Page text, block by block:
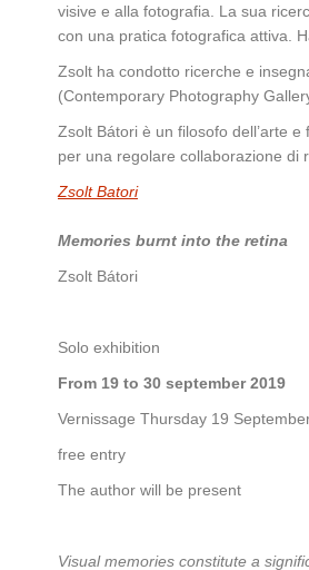
visive e alla fotografia. La sua
con una pratica fotografica attiva.
Zsolt ha condotto ricerche e
(Contemporary Photography
Zsolt Bátori è un filosofo dell’arte
per una regolare collaborazione di
Zsolt Batori
Memories burnt into the retina
Zsolt Bátori
Solo exhibition
From 19 to 30 september 2019
Vernissage Thursday 19
free entry
The author will be present
Visual memories constitute a